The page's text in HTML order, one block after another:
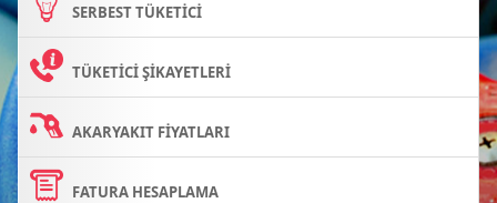
SERBEST TÜKETİCİ
TÜKETİCİ ŞİKAYETLERİ
AKARYAKIT FİYATLARI
FATURA HESAPLAMA